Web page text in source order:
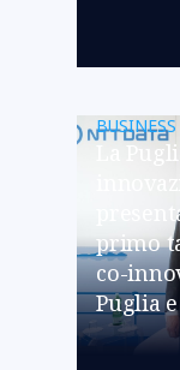
BUSINESS
La
primo
co-
Puglia